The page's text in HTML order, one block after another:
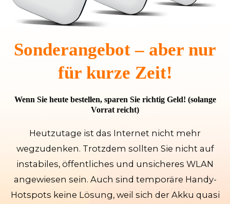
Sonderangebot – aber nur
für kurze Zeit!
Wenn Sie heute bestellen, sparen Sie richtig Geld! (solange
Vorrat reicht)
Heutzutage ist das Internet nicht mehr
wegzudenken. Trotzdem sollten Sie nicht auf
instabiles, öffentliches und unsicheres WLAN
angewiesen sein. Auch sind temporäre Handy-
Hotspots keine Lösung, weil sich der Akku quasi